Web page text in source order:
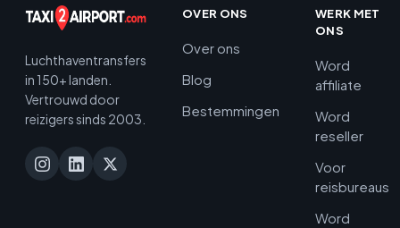
Luchthaventransfers
in 150+ landen.
Vertrouwd door
reizigers sinds 2003.
OVER ONS
Over ons
Blog
Bestemmingen
WERK MET
ONS
Word
affiliate
Word
reseller
Voor
reisbureaus
Word